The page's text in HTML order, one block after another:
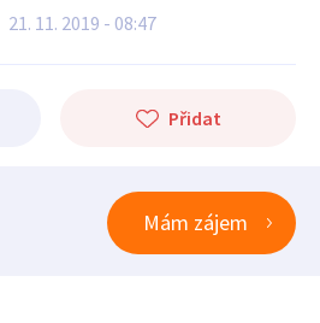
21. 11. 2019 - 08:47
Přidat
Mám zájem